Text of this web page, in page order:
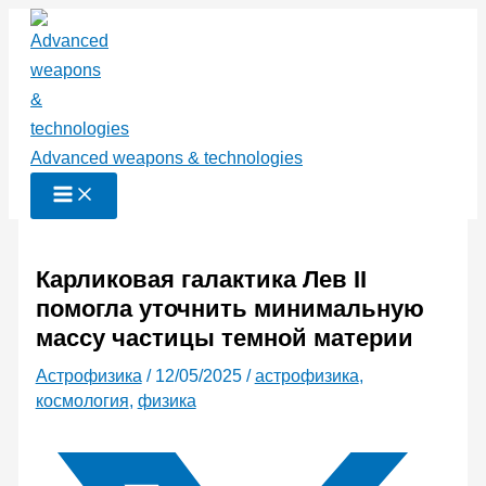
Перейти
содержимому
Advanced weapons & technologies
Карликовая галактика Лев II
помогла уточнить минимальную
массу частицы темной материи
Астрофизика / 12/05/2025 /астрофизика,
космология, физика